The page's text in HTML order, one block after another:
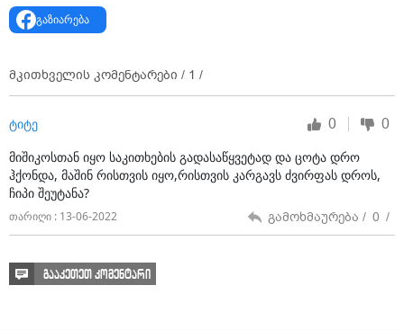
გაზიარება
მკითხველის კომენტარები / 1 /
ტიტე 0 0
მიშიკოსთან იყო საკითხების გადასაწყვეტად და ცოტა დრო
ჰქონდა, მაშინ რისთვის იყო,რისთვის კარგავს ძვირფას დროს,
ჩიპი შეუტანა?
თარიღი : 13-06-2022 გამოხმაურება / 0 /
გააკეთეთ კომენტარი